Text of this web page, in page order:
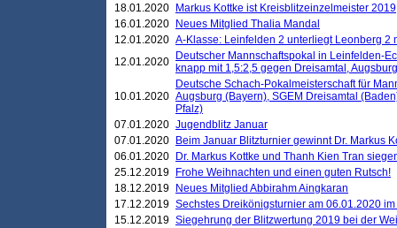
18.01.2020
Markus Kottke ist Kreisblitzeinzelmeister 2019
16.01.2020
Neues Mitglied Thalia Mandal
12.01.2020 A-Klasse: Leinfelden 2 unterliegt Leonberg 2
12.01.2020
Deutscher Mannschaftspokal in Leinfelden-
knapp mit 1,5:2,5 gegen Dreisamtal,
10.01.2020
Deutsche Schach-Pokalmeisterschaft für
Augsburg (Bayern), SGEM Dreisamtal
Pfalz)
07.01.2020 Jugendblitz Januar
07.01.2020
Beim Januar Blitzturnier gewinnt Dr. Markus
06.01.2020
Dr. Markus Kottke und Thanh Kien Tran
25.12.2019
Frohe Weihnachten und einen guten Rutsch!
18.12.2019
Neues Mitglied Abbirahm Aingkaran
17.12.2019 Sechstes Dreikönigsturnier am 06.01.2020
15.12.2019 Siegehrung der Blitzwertung 2019 bei der